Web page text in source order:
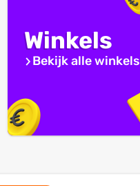
Winkels
Bekijk alle winkels